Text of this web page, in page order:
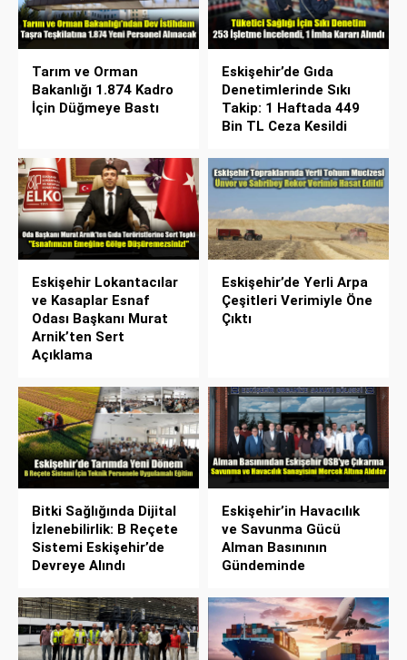
Tarım ve Orman
Bakanlığı 1.874 Kadro
İçin Düğmeye Bastı
Eskişehir’de Gıda
Denetimlerinde Sıkı
Takip: 1 Haftada 449
Bin TL Ceza Kesildi
Eskişehir Lokantacılar
ve Kasaplar Esnaf
Odası Başkanı Murat
Arnik’ten Sert
Açıklama
Eskişehir’de Yerli Arpa
Çeşitleri Verimiyle Öne
Çıktı
Bitki Sağlığında Dijital
İzlenebilirlik: B Reçete
Sistemi Eskişehir’de
Devreye Alındı
Eskişehir’in Havacılık
ve Savunma Gücü
Alman Basınının
Gündeminde